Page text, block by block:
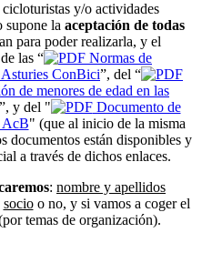
y/o actividades
supone la aceptación de todas
para poder realizarla, y el
las “
Normas de
ConBici”, del “
de menores de edad en las
”, y del "
Documento de
AcB" (que al inicio de la misma
documentos están disponibles y
a través de dichos enlaces.
: nombre y apellidos
socioo no, y si vamos a coger el
temas de organización).